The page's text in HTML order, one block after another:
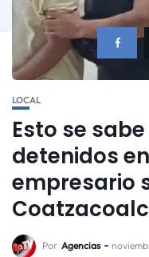
LOCAL
Esto se
detenidos
empresario
Por Agencias